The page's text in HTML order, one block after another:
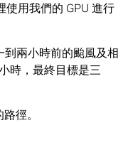
使用我們的 GPU 進行
到兩小時前的颱風及相
時，最終目標是三
徑。